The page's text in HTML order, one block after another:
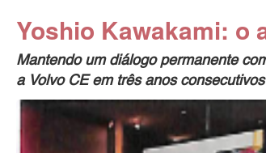
Yoshio Kawakami: o
Mantendo um diálogo permanente
a Volvo CE em três anos